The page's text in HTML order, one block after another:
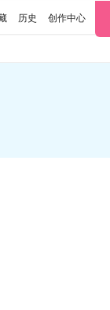
历史 创作中心